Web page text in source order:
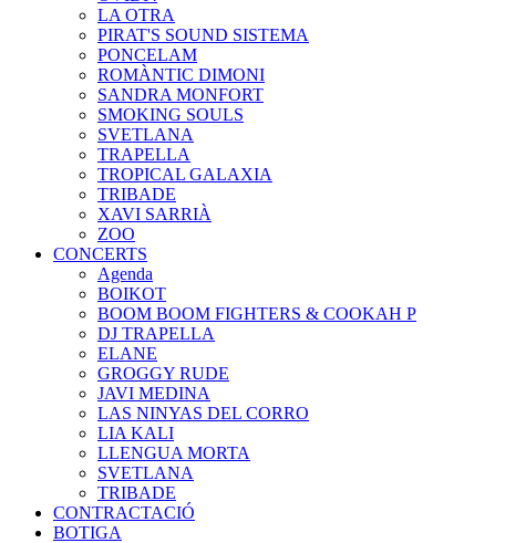
LA OTRA
PIRAT'S SOUND SISTEMA
PONCELAM
ROMÀNTIC DIMONI
SANDRA MONFORT
SMOKING SOULS
SVETLANA
TRAPELLA
TROPICAL GALAXIA
TRIBADE
XAVI SARRIÀ
ZOO
CONCERTS
Agenda
BOIKOT
BOOM BOOM FIGHTERS & COOKAH P
DJ TRAPELLA
ELANE
GROGGY RUDE
JAVI MEDINA
LAS NINYAS DEL CORRO
LIA KALI
LLENGUA MORTA
SVETLANA
TRIBADE
CONTRACTACIÓ
BOTIGA